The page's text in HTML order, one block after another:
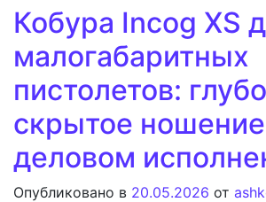
Кобура Incog XS
малогабаритных
пистолетов:
скрытое
деловом
Опубликовано в 20.05.2026 от